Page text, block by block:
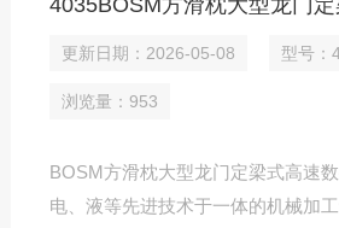
更新日期：2026-05-08 型号：
浏览量：953
BOSM方滑枕大型龙门定梁式高速数
电、液等先进技术于一体的机械加